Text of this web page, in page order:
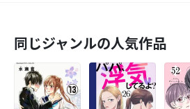
同じジャンルの人気作品